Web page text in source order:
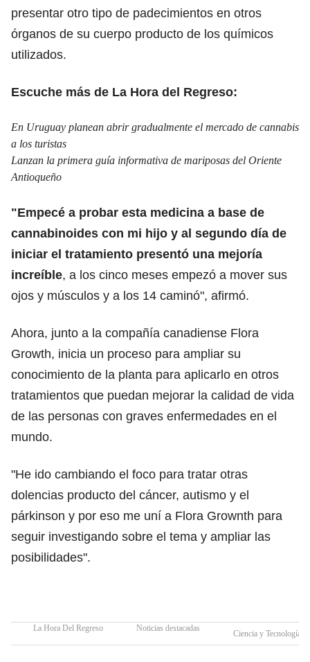
presentar otro tipo de padecimientos en otros
órganos de su cuerpo producto de los químicos
utilizados.
Escuche más de La Hora del Regreso:
En Uruguay planean abrir gradualmente el mercado de cannabis
a los turistas
Lanzan la primera guía informativa de mariposas del Oriente
Antioqueño
"Empecé a probar esta medicina a base de
cannabinoides con mi hijo y al segundo día de
iniciar el tratamiento presentó una mejoría
increíble, a los cinco meses empezó a mover sus
ojos y músculos y a los 14 caminó", afirmó.
Ahora, junto a la compañía canadiense Flora
Growth, inicia un proceso para ampliar su
conocimiento de la planta para aplicarlo en otros
tratamientos que puedan mejorar la calidad de vida
de las personas con graves enfermedades en el
mundo.
"He ido cambiando el foco para tratar otras
dolencias producto del cáncer, autismo y el
párkinson y por eso me uní a Flora Grownth para
seguir investigando sobre el tema y ampliar las
posibilidades".
La Hora Del Regreso Noticias destacadas
Ciencia y Tecnología